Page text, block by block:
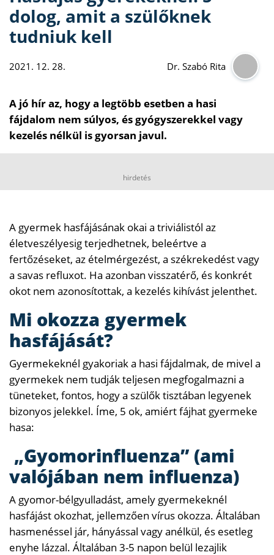
dolog, amit a szülőknek
tudniuk kell
2021. 12. 28. Dr. Szabó Rita
A jó hír az, hogy a legtöbb esetben a hasi
fájdalom nem súlyos, és gyógyszerekkel vagy
kezelés nélkül is gyorsan javul.
hirdetés
A gyermek hasfájásának okai a triviálistól az
életveszélyesig terjedhetnek, beleértve a
fertőzéseket, az ételmérgezést, a székrekedést vagy
a savas refluxot. Ha azonban visszatérő, és konkrét
okot nem azonosítottak, a kezelés kihívást jelenthet.
Mi okozza gyermek
hasfájását?
Gyermekeknél gyakoriak a hasi fájdalmak, de mivel a
gyermekek nem tudják teljesen megfogalmazni a
tüneteket, fontos, hogy a szülők tisztában legyenek
bizonyos jelekkel. Íme, 5 ok, amiért fájhat gyermeke
hasa:
„Gyomorinfluenza” (ami
valójában nem influenza)
A gyomor-bélgyulladást, amely gyermekeknél
hasfájást okozhat, jellemzően vírus okozza. Általában
hasmenéssel jár, hányással vagy anélkül, és esetleg
enyhe lázzal. Általában 3-5 napon belül lezajlik